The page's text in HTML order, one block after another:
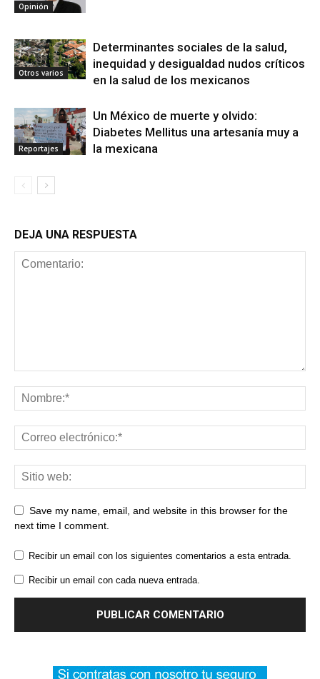
Opinión
Otros varios
Determinantes sociales de la salud,
inequidad y desigualdad nudos críticos
en la salud de los mexicanos
Reportajes
Un México de muerte y olvido:
Diabetes Mellitus una artesanía muy a
la mexicana
DEJA UNA RESPUESTA
Save my name, email, and website in this browser for the
next time I comment.
Recibir un email con los siguientes comentarios a esta entrada.
Recibir un email con cada nueva entrada.